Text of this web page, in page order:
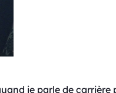
je parle de